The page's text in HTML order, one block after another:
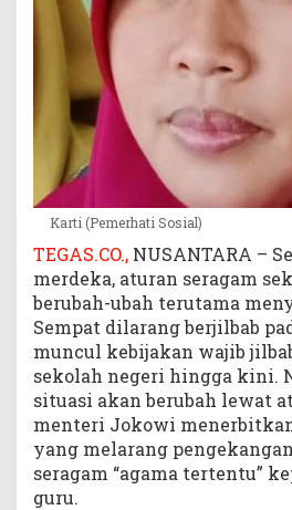
Karti (Pemerhati Sosial)
TEGAS.CO., NUSANTARA –
merdeka, aturan seragam
berubah-ubah terutama
Sempat dilarang berjilbab
muncul kebijakan wajib
sekolah negeri hingga kini.
situasi akan berubah lewat
menteri Jokowi
yang melarang
seragam “agama tertentu”
guru.